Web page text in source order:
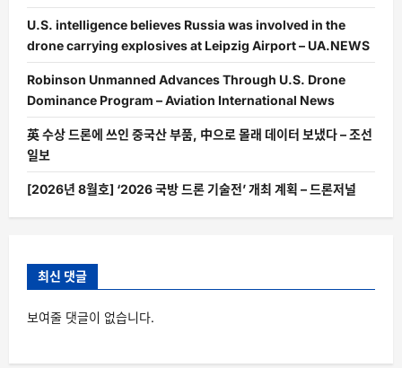
U.S. intelligence believes Russia was involved in the
drone carrying explosives at Leipzig Airport – UA.NEWS
Robinson Unmanned Advances Through U.S. Drone
Dominance Program – Aviation International News
英 수상 드론에 쓰인 중국산 부품, 中으로 몰래 데이터 보냈다 – 조선
일보
[2026년 8월호] ‘2026 국방 드론 기술전’ 개최 계획 – 드론저널
최신 댓글
보여줄 댓글이 없습니다.